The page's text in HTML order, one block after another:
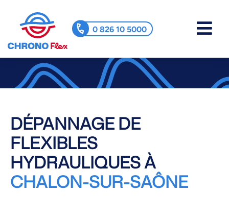
0 826 10 5000
DÉPANNAGE DE
FLEXIBLES
HYDRAULIQUES À
CHALON-SUR-SAÔNE